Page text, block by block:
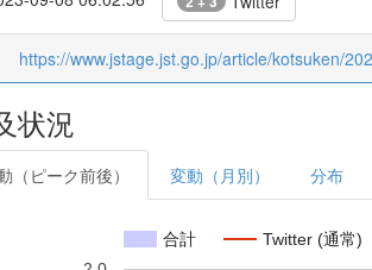
https://www.jstage.jst.go.jp/article/kotsuken/
状況
（ピーク前後） 変動（月別） 分布
合計 Twitter (通常)